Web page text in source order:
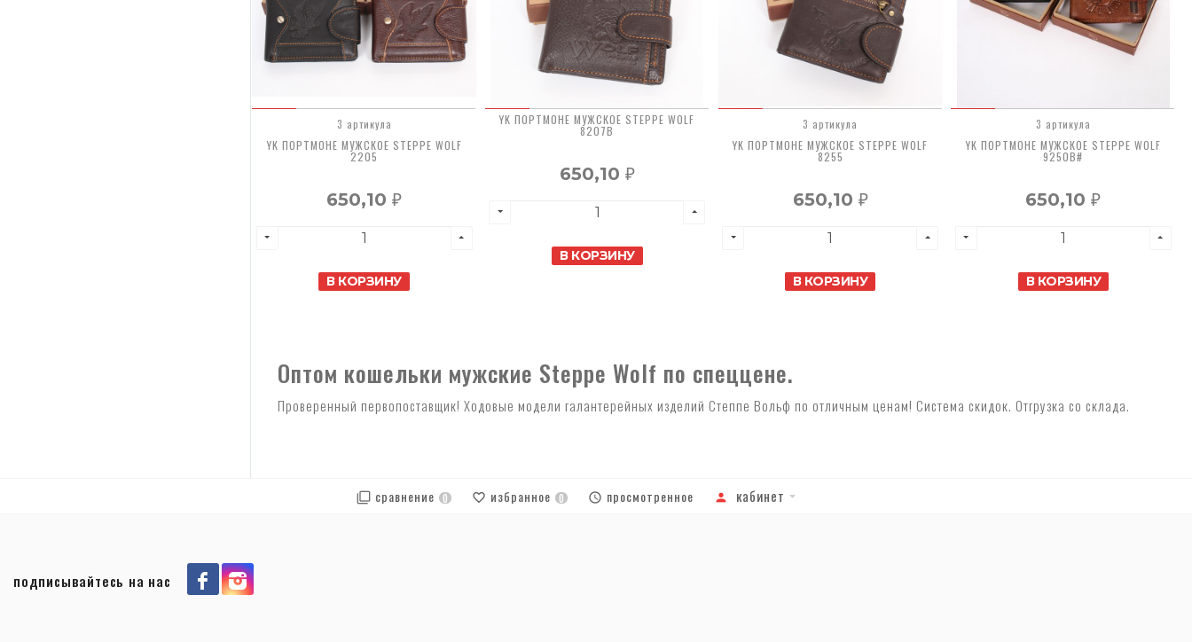
3 артикула
YK ПОРТМОНЕ МУЖСКОЕ STEPPE WOLF
2205
650,10₽
В КОРЗИНУ
YK ПОРТМОНЕ МУЖСКОЕ STEPPE WOLF
8207B
650,10 ₽
В КОРЗИНУ
3 артикула
YK ПОРТМОНЕ МУЖСКОЕ STEPPE WOLF
8255
650,10 ₽
В КОРЗИНУ
3 артикула
YK ПОРТМОНЕ МУЖСКОЕ STEPPE WOLF
9250B#
650,10₽
В КОРЗИНУ
Оптом кошельки мужские Steppe Wolf по спеццене.
Проверенный первопоставщик! Ходовые модели галантерейных изделий Степпе Вольф по отличным ценам! Система скидок. Отгрузка со склада.
сравнение 0 избранное 0 просмотренное кабинет
подписывайтесь на нас